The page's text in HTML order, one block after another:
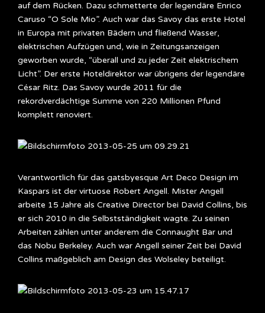
auf dem Rücken. Dazu schmetterte der legendäre Enrico
Caruso “O Sole Mio”. Auch war das Savoy das erste Hotel
in Europa mit privaten Bädern und fließend Wasser,
elektrischen Aufzügen und, wie in Zeitungsanzeigen
geworben wurde, “überall und zu jeder Zeit elektrischem
Licht”. Der erste Hoteldirektor war übrigens der legendäre
César Ritz. Das Savoy wurde 2011 für die
rekordverdächtige Summe von 220 Millionen Pfund
komplett renoviert.
Verantwortlich für das gatsbyesque Art Deco Design im
Kaspars ist der virtuose Robert Angell. Mister Angell
arbeite 15 Jahre als Creative Director bei David Collins, bis
er sich 2010 in die Selbstständigkeit wagte. Zu seinen
Arbeiten zählen unter anderem die Connaught Bar und
das Nobu Berkeley. Auch war Angell seiner Zeit bei David
Collins maßgeblich am Design des Wolseley beteiligt.